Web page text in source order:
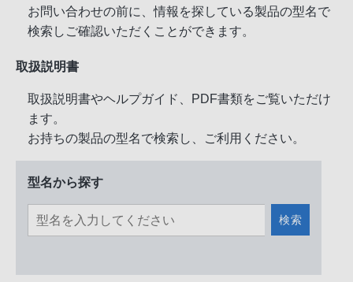
お問い合わせの前に、情報を探している製品の型名で
検索しご確認いただくことができます。
取扱説明書
取扱説明書やヘルプガイド、PDF書類をご覧いただけ
ます。
お持ちの製品の型名で検索し、ご利用ください。
型名から探す
検索